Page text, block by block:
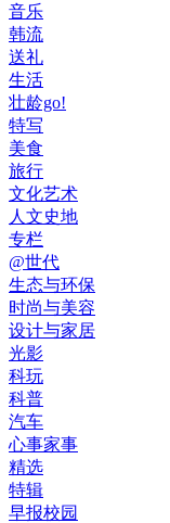
音乐
韩流
送礼
生活
壮龄go!
特写
美食
旅行
文化艺术
人文史地
专栏
@世代
生态与环保
时尚与美容
设计与家居
光影
科玩
科普
汽车
心事家事
精选
特辑
早报校园